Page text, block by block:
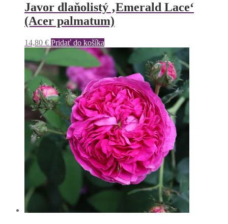
Javor dlaňolistý ‚Emerald Lace‘
(Acer palmatum)
14,80 € Pridať do košíka